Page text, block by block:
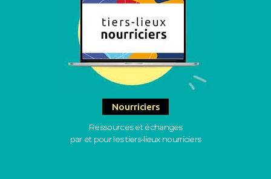
Nourriciers
Ressources et échanges
par et pour les tiers-lieux nourriciers